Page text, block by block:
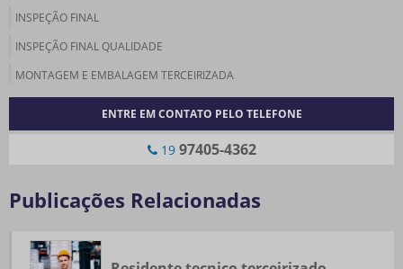
INSPEÇÃO FINAL
INSPEÇÃO FINAL QUALIDADE
MONTAGEM E EMBALAGEM TERCEIRIZADA
PRÉ MONTAGEM E EMBALAGEM TERCEIRIZADA
RETRABALHO DE PEÇAS
SERVIÇO DE EMBARQUE CONTROLADO TERCEIRIZADO
ENTRE EM CONTATO PELO TELEFONE
19 97405-4362
Publicações Relacionadas